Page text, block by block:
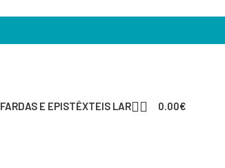
FARDAS E EPISTÊXTEIS LAR 0.00€